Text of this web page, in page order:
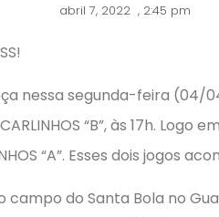
abril 7, 2022 , 2:45 pm
nessa segunda-feira (04/
“B”, às 17h. Logo
“A”. Esses dois jogos
do Santa Bola no